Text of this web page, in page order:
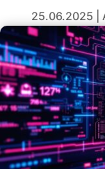
25.06.2025